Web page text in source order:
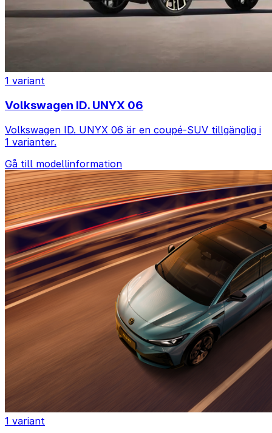
1 variant
Volkswagen ID. UNYX 06
Volkswagen ID. UNYX 06 är en coupé-SUV tillgänglig i
1 varianter.
Gå till modellinformation
1 variant